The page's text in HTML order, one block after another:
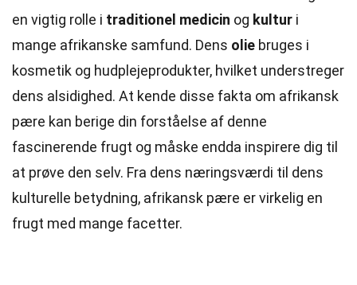
en vigtig rolle i traditionel medicin og kultur i
mange afrikanske samfund. Dens olie bruges i
kosmetik og hudplejeprodukter, hvilket understreger
dens alsidighed. At kende disse fakta om afrikansk
pære kan berige din forståelse af denne
fascinerende frugt og måske endda inspirere dig til
at prøve den selv. Fra dens næringsværdi til dens
kulturelle betydning, afrikansk pære er virkelig en
frugt med mange facetter.